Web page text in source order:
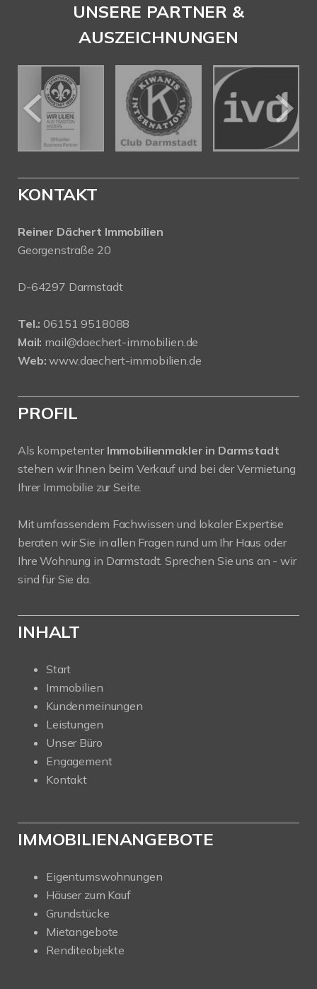
UNSERE PARTNER &
AUSZEICHNUNGEN
KONTAKT
Reiner Dächert Immobilien
Georgenstraße 20
D-64297 Darmstadt
Tel.: 06151 9518088
Mail: mail@daechert-immobilien.de
Web: www.daechert-immobilien.de
PROFIL
Als kompetenter Immobilienmakler in Darmstadt
stehen wir Ihnen beim Verkauf und bei der Vermietung
Ihrer Immobilie zur Seite.
Mit umfassendem Fachwissen und lokaler Expertise
beraten wir Sie in allen Fragen rund um Ihr Haus oder
Ihre Wohnung in Darmstadt. Sprechen Sie uns an - wir
sind für Sie da.
INHALT
Start
Immobilien
Kundenmeinungen
Leistungen
Unser Büro
Engagement
Kontakt
IMMOBILIENANGEBOTE
Eigentumswohnungen
Häuser zum Kauf
Grundstücke
Mietangebote
Renditeobjekte